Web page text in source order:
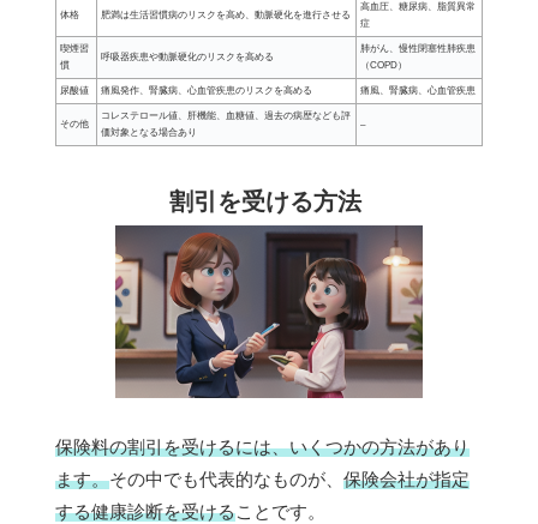
体格 肥満は生活習慣病のリスクを高め、動脈硬化を進行させる
高血圧、糖尿病、脂質異常
症
喫煙習
慣
呼吸器疾患や動脈硬化のリスクを高める
肺がん、慢性閉塞性肺疾患
（COPD）
尿酸値 痛風発作、腎臓病、心血管疾患のリスクを高める 痛風、腎臓病、心血管疾患
その他
コレステロール値、肝機能、血糖値、過去の病歴なども評
価対象となる場合あり
–
割引を受ける方法
保険料の割引を受けるには、いくつかの方法があり
ます。その中でも代表的なものが、 保険会社が指定
する健康診断を受けることです。